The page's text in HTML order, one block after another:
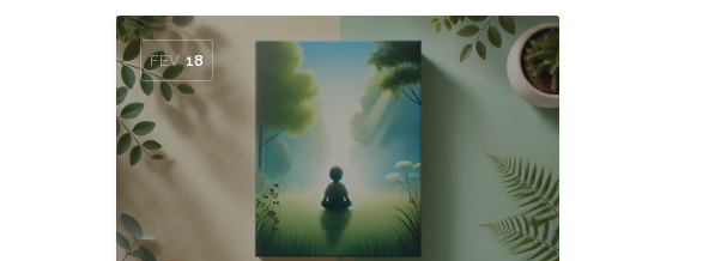
FÉV 18